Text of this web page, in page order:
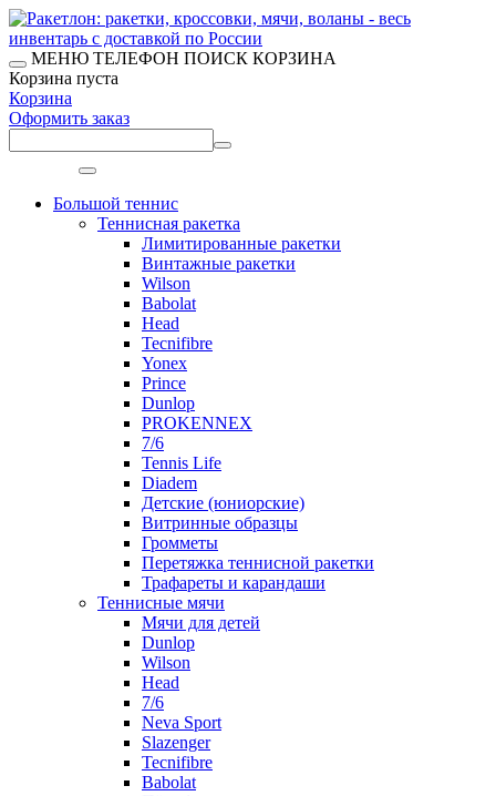
МЕНЮ ТЕЛЕФОН ПОИСК КОРЗИНА
Корзина пуста
Корзина
Оформить заказ
Большой теннис
Теннисная ракетка
Лимитированные ракетки
Винтажные ракетки
Wilson
Babolat
Head
Tecnifibre
Yonex
Prince
Dunlop
PROKENNEX
7/6
Tennis Life
Diadem
Детские (юниорские)
Витринные образцы
Громметы
Перетяжка теннисной ракетки
Трафареты и карандаши
Теннисные мячи
Мячи для детей
Dunlop
Wilson
Head
7/6
Neva Sport
Slazenger
Tecnifibre
Babolat